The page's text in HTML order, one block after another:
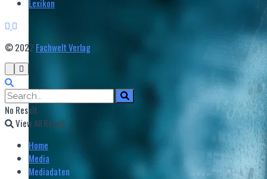
Lexikon
© 2022 Fachwelt Verlag
No Result
View All Result
Home
Media
Mediadaten